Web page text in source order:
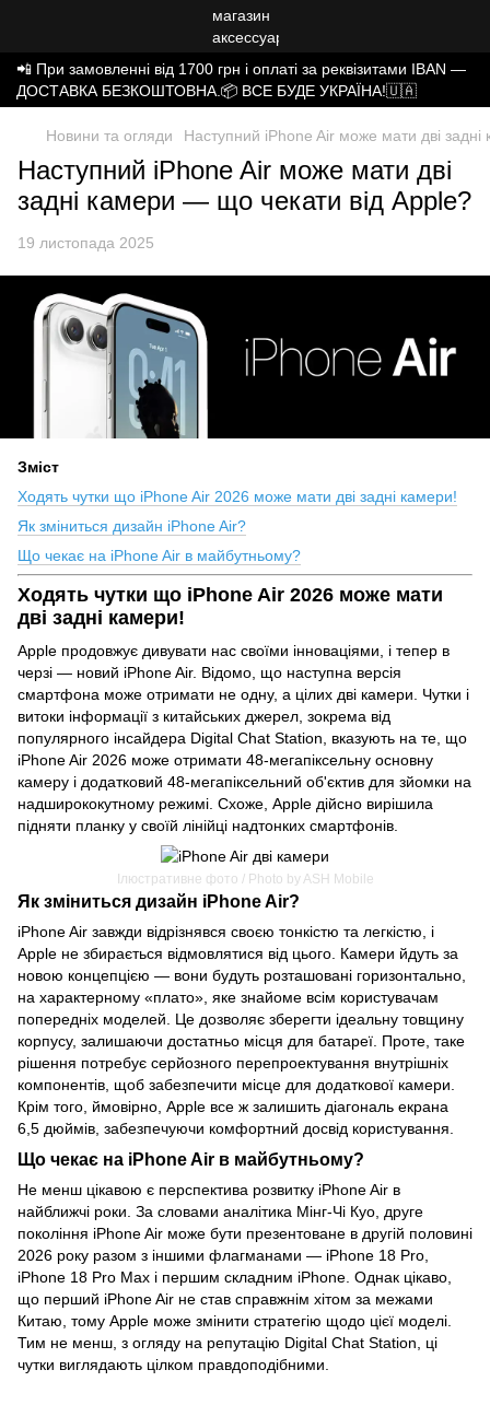
📲 При замовленні від 1700 грн і оплаті за реквізитами IBAN —
ДОСТАВКА БЕЗКОШТОВНА.📦 ВСЕ БУДЕ УКРАЇНА!🇺🇦
Новини та огляди Наступний iPhone Air може мати дві
Наступний iPhone Air може мати дві
задні камери — що чекати від Apple?
19 листопада 2025
Зміст
Ходять чутки що iPhone Air 2026 може мати дві задні камери!
Як зміниться дизайн iPhone Air?
Що чекає на iPhone Air в майбутньому?
Ходять чутки що iPhone Air 2026 може мати
дві задні камери!
Apple продовжує дивувати нас своїми інноваціями, і тепер в
черзі — новий iPhone Air. Відомо, що наступна версія
смартфона може отримати не одну, а цілих дві камери. Чутки і
витоки інформації з китайських джерел, зокрема від
популярного інсайдера Digital Chat Station, вказують на те, що
iPhone Air 2026 може отримати 48-мегапіксельну основну
камеру і додатковий 48-мегапіксельний об'єктив для зйомки на
надширококутному режимі. Схоже, Apple дійсно вирішила
підняти планку у своїй лінійці надтонких смартфонів.
Ілюстративне фото / Photo by ASH Mobile
Як зміниться дизайн iPhone Air?
iPhone Air завжди відрізнявся своєю тонкістю та легкістю, і
Apple не збирається відмовлятися від цього. Камери йдуть за
новою концепцією — вони будуть розташовані горизонтально,
на характерному «плато», яке знайоме всім користувачам
попередніх моделей. Це дозволяє зберегти ідеальну товщину
корпусу, залишаючи достатньо місця для батареї. Проте, таке
рішення потребує серйозного перепроектування внутрішніх
компонентів, щоб забезпечити місце для додаткової камери.
Крім того, ймовірно, Apple все ж залишить діагональ екрана
6,5 дюймів, забезпечуючи комфортний досвід користування.
Що чекає на iPhone Air в майбутньому?
Не менш цікавою є перспектива розвитку iPhone Air в
найближчі роки. За словами аналітика Мінг-Чі Куо, друге
покоління iPhone Air може бути презентоване в другій половині
2026 року разом з іншими флагманами — iPhone 18 Pro,
iPhone 18 Pro Max і першим складним iPhone. Однак цікаво,
що перший iPhone Air не став справжнім хітом за межами
Китаю, тому Apple може змінити стратегію щодо цієї моделі.
Тим не менш, з огляду на репутацію Digital Chat Station, ці
чутки виглядають цілком правдоподібними.